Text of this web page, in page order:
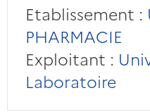
Etablissement :
PHARMACIE
Exploitant :
Laboratoire